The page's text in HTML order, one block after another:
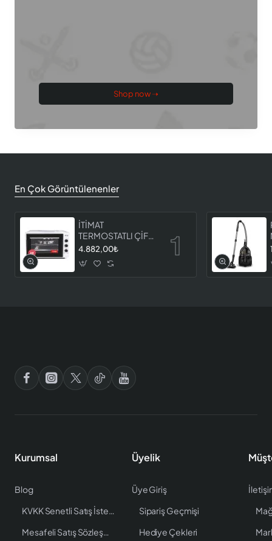
Shop now ➝
En Çok Görüntülenenler
İTİMAT
TERMOSTATLI ÇİFT
CAMLI FIRIN 8060
4.882,00₺
Kurumsal
Blog
KVKK Senetli Satış İstenen Bilgiler
Mesafeli Satış Sözleşmesi
Üyelik
Üye Giriş
Sipariş Geçmişi
Hediye Çekleri